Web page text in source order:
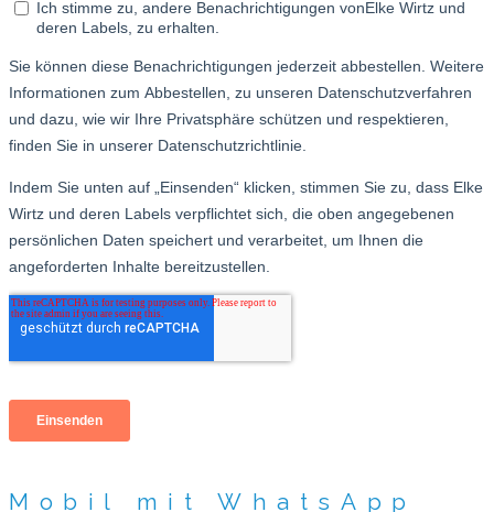
Mobil mit WhatsApp